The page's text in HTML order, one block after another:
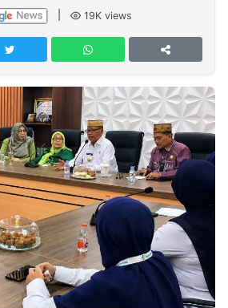
19K views